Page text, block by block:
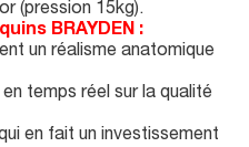
(pression 15kg).
BRAYDEN :
un réalisme anatomique
temps réel sur la qualité
en fait un investissement